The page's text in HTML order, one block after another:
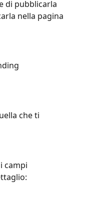
di pubblicarla
nella pagina
che ti
campi